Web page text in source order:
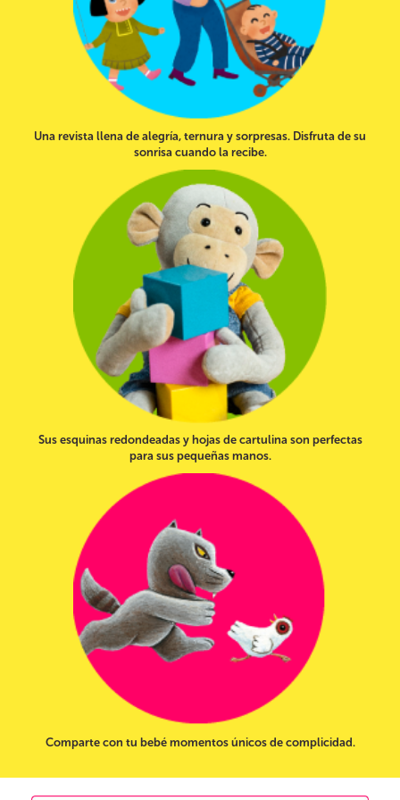
Una revista llena de alegría, ternura y sorpresas. Disfruta de su
sonrisa cuando la recibe.
Sus esquinas redondeadas y hojas de cartulina son perfectas
para sus pequeñas manos.
Comparte con tu bebé momentos únicos de complicidad.